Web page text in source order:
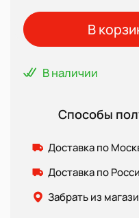
В
В наличии
Способы
Доставка по
Доставка по
Забрать из